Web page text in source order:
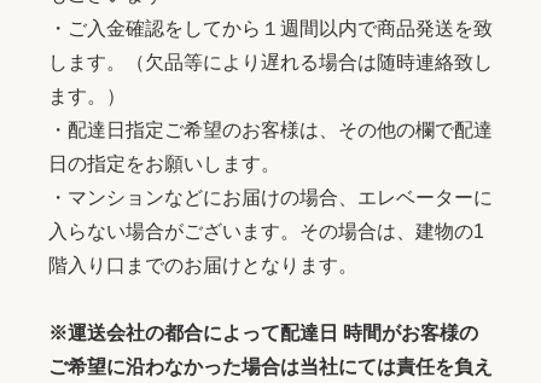
・ご入金確認をしてから１週間以内で商品発送を致
します。（欠品等により遅れる場合は随時連絡致し
ます。）
・配達日指定ご希望のお客様は、その他の欄で配達
日の指定をお願いします。
・マンションなどにお届けの場合、エレベーターに
入らない場合がございます。その場合は、建物の1
階入り口までのお届けとなります。
※運送会社の都合によって配達日 時間がお客様の
ご希望に沿わなかった場合は当社にては責任を負え